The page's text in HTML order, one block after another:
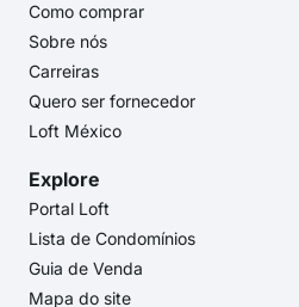
Como comprar
Sobre nós
Carreiras
Quero ser fornecedor
Loft México
Explore
Portal Loft
Lista de Condomínios
Guia de Venda
Mapa do site